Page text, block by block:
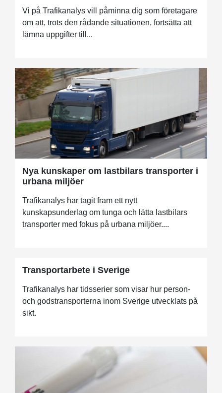
Vi på Trafikanalys vill påminna dig som företagare
om att, trots den rådande situationen, fortsätta att
lämna uppgifter till...
Nya kunskaper om lastbilars transporter i
urbana miljöer
Trafikanalys har tagit fram ett nytt
kunskapsunderlag om tunga och lätta lastbilars
transporter med fokus på urbana miljöer....
Transportarbete i Sverige
Trafikanalys har tidsserier som visar hur person-
och godstransporterna inom Sverige utvecklats på
sikt.